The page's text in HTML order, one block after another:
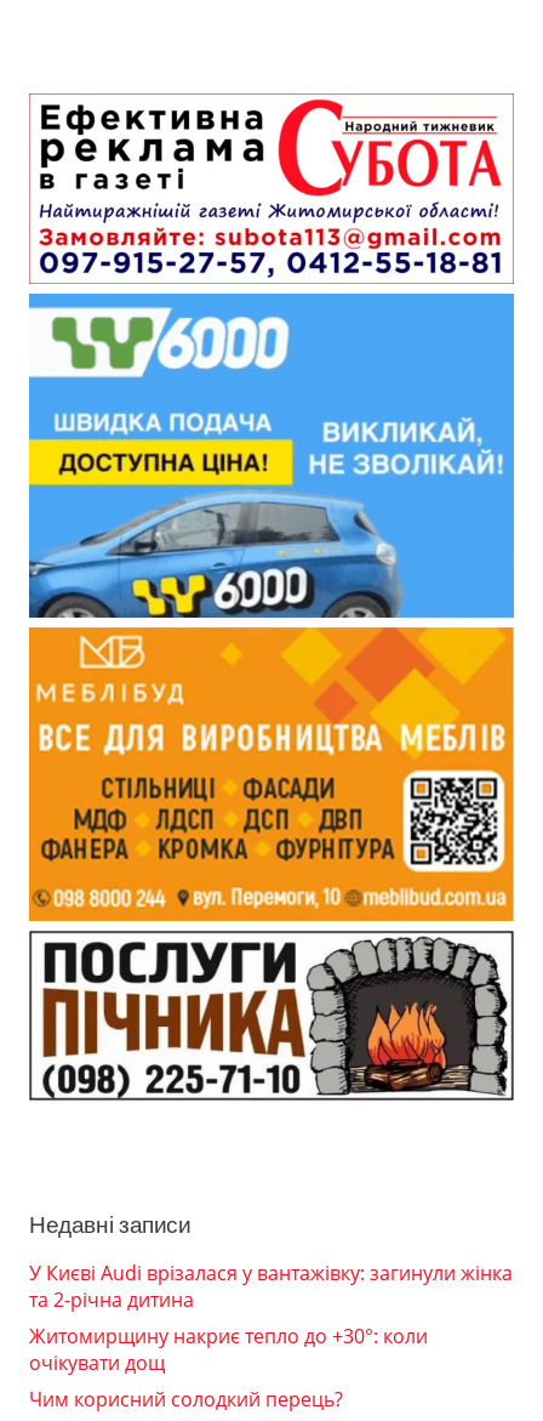
Недавні записи
У Києві Audi врізалася у вантажівку: загинули жінка
та 2-річна дитина
Житомирщину накриє тепло до +30°: коли
очікувати дощ
Чим корисний солодкий перець?